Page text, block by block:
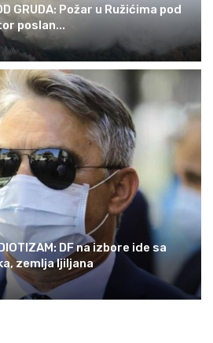
GRUDA: Požar u Ružićima pod
poslan...
DF na izbore ide sa
zemlja ljiljana